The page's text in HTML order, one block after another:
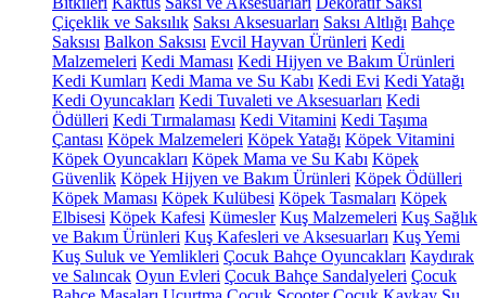
Çiçeklik ve Saksılık Saksı Aksesuarları Saksı Altlığı Bahçe
Saksısı Balkon Saksısı Evcil Hayvan Ürünleri Kedi
Malzemeleri Kedi Maması Kedi Hijyen ve Bakım Ürünleri
Kedi Kumları Kedi Mama ve Su Kabı Kedi Evi Kedi Yatağı
Kedi Oyuncakları Kedi Tuvaleti ve Aksesuarları Kedi
Ödülleri Kedi Tırmalaması Kedi Vitamini Kedi Taşıma
Çantası Köpek Malzemeleri Köpek Yatağı Köpek Vitamini
Köpek Oyuncakları Köpek Mama ve Su Kabı Köpek
Güvenlik Köpek Hijyen ve Bakım Ürünleri Köpek Ödülleri
Köpek Maması Köpek Kulübesi Köpek Tasmaları Köpek
Elbisesi Köpek Kafesi Kümesler Kuş Malzemeleri Kuş Sağlık
ve Bakım Ürünleri Kuş Kafesleri ve Aksesuarları Kuş Yemi
Kuş Suluk ve Yemlikleri Çocuk Bahçe Oyuncakları Kaydırak
ve Salıncak Oyun Evleri Çocuk Bahçe Sandalyeleri Çocuk